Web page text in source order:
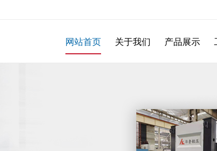
网站首页 关于我们 产品展示